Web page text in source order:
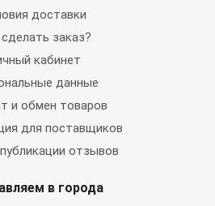
доставки
заказ?
кабинет
данные
и обмен товаров
для поставщиков
отзывов
в города